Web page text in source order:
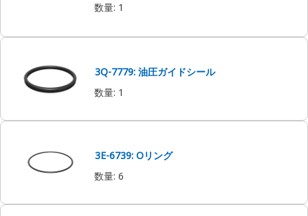
数量: 1
3Q-7779: 油圧ガイドシール
数量: 1
3E-6739: Oリング
数量: 6